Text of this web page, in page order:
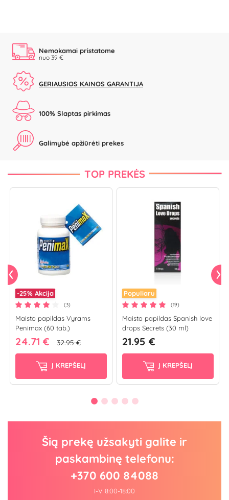
Nemokamai pristatome
nuo 39 €
GERIAUSIOS KAINOS GARANTIJA
100% Slaptas pirkimas
Galimybė apžiūrėti prekes
TOP PREKĖS
-25% Akcija
(3)
Maisto papildas Vyrams
Penimax (60 tab.)
24.71 € 32.95 €
Į KREPŠELĮ
Populiaru
(19)
Maisto papildas Spanish love
drops Secrets (30 ml)
21.95 €
Į KREPŠELĮ
Šią prekę užsakyti galite ir
paskambinę telefonu:
+370 600 84088
I-V 8:00-18:00